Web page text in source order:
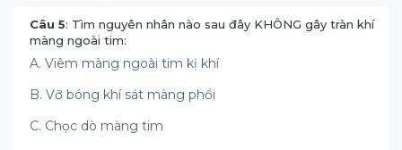
Câu 5: Tìm nguyên nhân nào sau đây KHÔNG gây tràn khí
màng ngoài tim:
A. Viêm màng ngoài tim kị khí
B. Vỡ bóng khí sát màng phổi
C. Chọc dò màng tim